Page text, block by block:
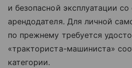
и безопасной эксплуатации
арендодателя. Для личной
по прежнему требуется
«тракториста-машиниста»
категории.